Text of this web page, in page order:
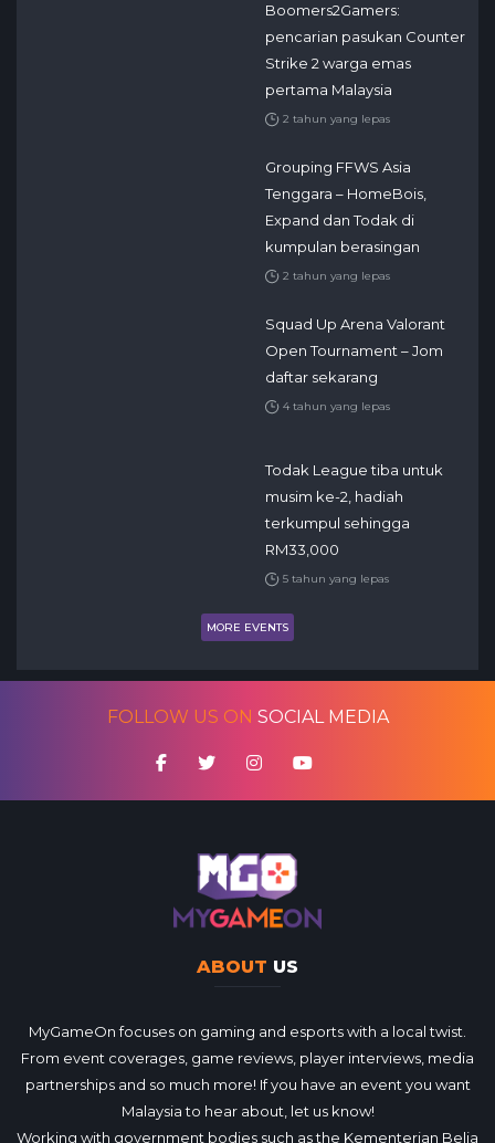
Boomers2Gamers:
pencarian pasukan Counter
Strike 2 warga emas
pertama Malaysia
2 tahun yang lepas
Grouping FFWS Asia
Tenggara – HomeBois,
Expand dan Todak di
kumpulan berasingan
2 tahun yang lepas
Squad Up Arena Valorant
Open Tournament – Jom
daftar sekarang
4 tahun yang lepas
Todak League tiba untuk
musim ke-2, hadiah
terkumpul sehingga
RM33,000
5 tahun yang lepas
MORE EVENTS
FOLLOW US ON SOCIAL MEDIA
ABOUT US
MyGameOn focuses on gaming and esports with a local twist.
From event coverages, game reviews, player interviews, media
partnerships and so much more! If you have an event you want
Malaysia to hear about, let us know!
Working with government bodies such as the Kementerian Belia